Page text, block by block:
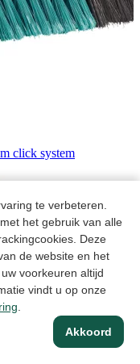
te verbeteren.
het gebruik van alle
Deze
de website en het
voorkeuren altijd
vindt u op onze
Akkoord
click system